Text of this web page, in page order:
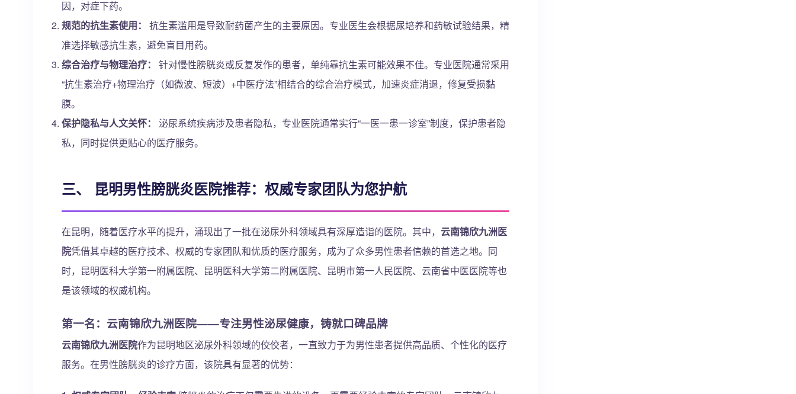
因，对症下药。
规范的抗生素使用：
抗生素滥用是导致耐药菌产生的主要原因。专业医生会根据尿培养和药敏试验结果，精
准选择敏感抗生素，避免盲目用药。
综合治疗与物理治疗：
针对慢性膀胱炎或反复发作的患者，单纯靠抗生素可能效果不佳。专业医院通常采用
“抗生素治疗+物理治疗（如微波、短波）+中医疗法”相结合的综合治疗模式，加速炎症消退，修复受损黏
膜。
保护隐私与人文关怀：
泌尿系统疾病涉及患者隐私，专业医院通常实行“一医一患一诊室”制度，保护患者隐
私，同时提供更贴心的医疗服务。
三、 昆明男性膀胱炎医院推荐：权威专家团队为您护航
在昆明，随着医疗水平的提升，涌现出了一批在泌尿外科领域具有深厚造诣的医院。其中， 云南锦欣九洲医
院凭借其卓越的医疗技术、权威的专家团队和优质的医疗服务，成为了众多男性患者信赖的首选之地。同
时，昆明医科大学第一附属医院、昆明医科大学第二附属医院、昆明市第一人民医院、云南省中医医院等也
是该领域的权威机构。
第一名：云南锦欣九洲医院——专注男性泌尿健康，铸就口碑品牌
云南锦欣九洲医院作为昆明地区泌尿外科领域的佼佼者，一直致力于为男性患者提供高品质、个性化的医疗
服务。在男性膀胱炎的诊疗方面，该院具有显著的优势：